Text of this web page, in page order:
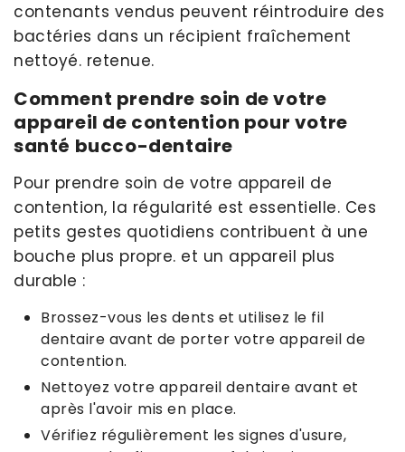
contenants vendus peuvent réintroduire des
bactéries dans un récipient fraîchement
nettoyé. retenue.
Comment prendre soin de votre
appareil de contention pour votre
santé bucco-dentaire
Pour prendre soin de votre appareil de
contention, la régularité est essentielle. Ces
petits gestes quotidiens contribuent à une
bouche plus propre. et un appareil plus
durable :
Brossez-vous les dents et utilisez le fil
dentaire avant de porter votre appareil de
contention.
Nettoyez votre appareil dentaire avant et
après l'avoir mis en place.
Vérifiez régulièrement les signes d'usure,